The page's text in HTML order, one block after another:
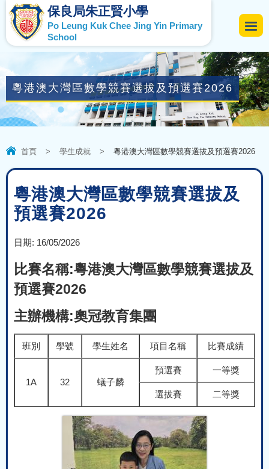
保良局朱正賢小學
Po Leung Kuk Chee Jing Yin Primary
School
粵港澳大灣區數學競賽選拔及預選賽2026
首頁 > 學生成就 > 粵港澳大灣區數學競賽選拔及預選賽2026
粵港澳大灣區數學競賽選拔及
預選賽2026
日期: 16/05/2026
比賽名稱:粵港澳大灣區數學競賽選拔及
預選賽2026
主辦機構:奧冠教育集團
班別 學號 學生姓名 項目名稱 比賽成績
1A 32 蟻子麟
預選賽 一等獎
選拔賽 二等獎